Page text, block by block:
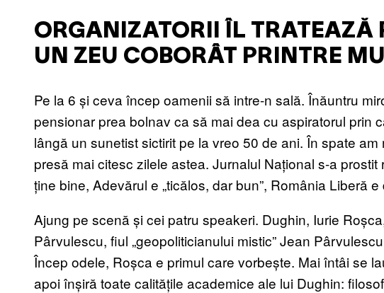
ORGANIZATORII ÎL TRATEAZĂ
UN ZEU COBORÂT PRINTRE
Pe la 6 și ceva încep oamenii să intre-n sală. Înăuntru
pensionar prea bolnav ca să mai dea cu aspiratorul prin
lângă un sunetist sictirit pe la vreo 50 de ani. În spate
presă mai citesc zilele astea. Jurnalul Național s-a
ține bine, Adevărul e „ticălos, dar bun”, România Liberă
Ajung pe scenă și cei patru speakeri. Dughin, Iurie
Pârvulescu, fiul „geopoliticianului mistic” Jean
Încep odele, Roșca e primul care vorbește. Mai întâi se
apoi înșiră toate calitățile academice ale lui Dughin: